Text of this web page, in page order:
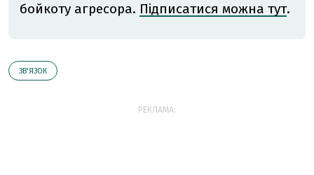
бойкоту агресора. Підписатися можна тут.
ЗВ'ЯЗОК
РЕКЛАМА: